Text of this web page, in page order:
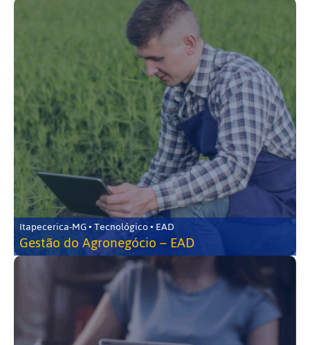
Itapecerica-MG • Tecnológico • EAD
Gestão do Agronegócio – EAD